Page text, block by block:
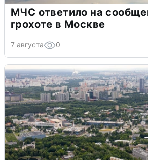
МЧС ответило на
грохоте в Москве
7 августа 0